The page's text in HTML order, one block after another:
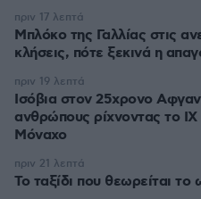
Μπλόκο της Γαλλίας στις
κλήσεις, πότε ξεκινά η
πριν 17 λεπτά
Ισόβια στον 25χρονο
ανθρώπους ρίχνοντας το
Μόναχο
πριν 19 λεπτά
Το ταξίδι που θεωρείται
πριν 21 λεπτά